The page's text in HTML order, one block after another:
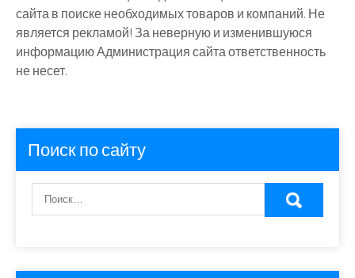
сайта в поиске необходимых товаров и компаний. Не
является рекламой! За неверную и изменившуюся
информацию Администрация сайта ответственность
не несет.
Поиск по сайту